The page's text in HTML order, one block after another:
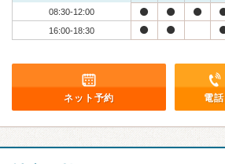
08:30-12:00
16:00-18:30
ネット予約 電話